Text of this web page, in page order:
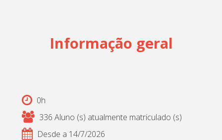
Ajuda
pt_br
Informação geral
0h
336 Aluno (s) atualmente matriculado (s)
Desde a 14/7/2026